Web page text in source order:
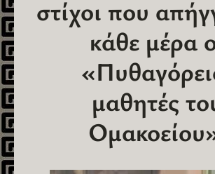
στίχοι που
κάθε μέρα
μαθητές